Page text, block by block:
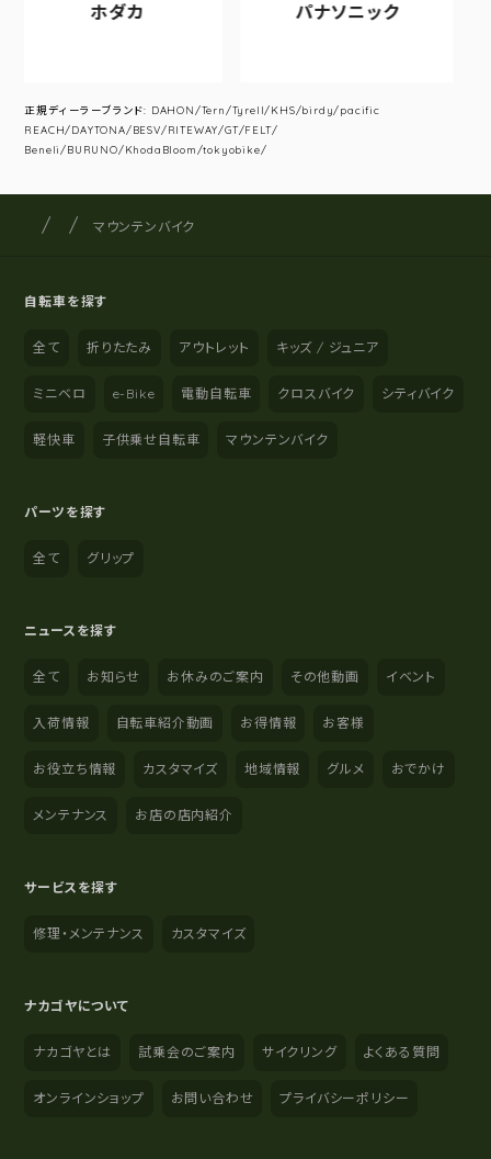
ホダカ パナソニック
正規ディーラーブランド: DAHON/Tern/Tyrell/KHS/birdy/pacific
REACH/DAYTONA/BESV/RITEWAY/GT/FELT/
Beneli/BURUNO/KhodaBloom/tokyobike/
サイト内の現在地
サイクルショップナカゴヤ
マウンテンバイク
自転車を探す
全て 折りたたみ アウトレット キッズ / ジュニア
ミニベロ e-Bike 電動自転車 クロスバイク シティバイク
軽快車 子供乗せ自転車 マウンテンバイク
パーツを探す
全て グリップ
ニュースを探す
全て お知らせ お休みのご案内 その他動画 イベント
入荷情報 自転車紹介動画 お得情報 お客様
お役立ち情報 カスタマイズ 地域情報 グルメ おでかけ
メンテナンス お店の店内紹介
サービスを探す
修理・メンテナンス カスタマイズ
ナカゴヤについて
ナカゴヤとは 試乗会のご案内 サイクリング よくある質問
オンラインショップ お問い合わせ プライバシーポリシー